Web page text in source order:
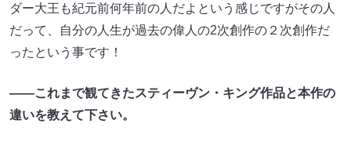
ダー大王も紀元前何年前の人だよという感じですがその人
だって、自分の人生が過去の偉人の2次創作の２次創作だ
ったという事です！
――これまで観てきたスティーヴン・キング作品と本作の
違いを教えて下さい。